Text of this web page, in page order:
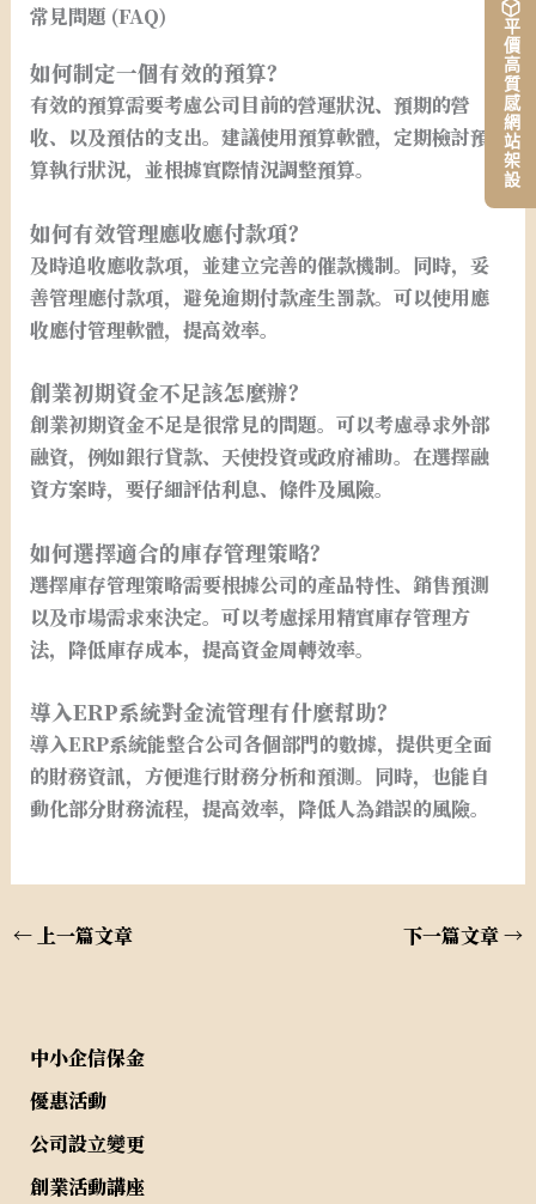
平價高質感網站架設
常見問題 (FAQ)
如何制定一個有效的預算？
有效的預算需要考慮公司目前的營運狀況、預期的營
收、以及預估的支出。建議使用預算軟體，定期檢討預
算執行狀況，並根據實際情況調整預算。
如何有效管理應收應付款項？
及時追收應收款項，並建立完善的催款機制。同時，妥
善管理應付款項，避免逾期付款產生罰款。可以使用應
收應付管理軟體，提高效率。
創業初期資金不足該怎麼辦？
創業初期資金不足是很常見的問題。可以考慮尋求外部
融資，例如銀行貸款、天使投資或政府補助。在選擇融
資方案時，要仔細評估利息、條件及風險。
如何選擇適合的庫存管理策略？
選擇庫存管理策略需要根據公司的產品特性、銷售預測
以及市場需求來決定。可以考慮採用精實庫存管理方
法，降低庫存成本，提高資金周轉效率。
導入ERP系統對金流管理有什麼幫助？
導入ERP系統能整合公司各個部門的數據，提供更全面
的財務資訊，方便進行財務分析和預測。同時，也能自
動化部分財務流程，提高效率，降低人為錯誤的風險。
←上一篇文章 下一篇文章→
中小企信保金
優惠活動
公司設立變更
創業活動講座